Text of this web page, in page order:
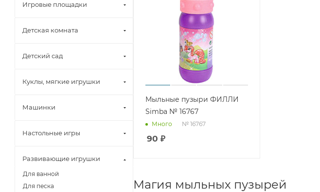
Мыльные пузыри ФИЛЛИ
Simba № 16767
Много № 16767
90 ₽
Магия мыльных пузырей
Игровые площадки
Детская комната
Детский сад
Куклы, мягкие игрушки
Машинки
Настольные игры
Развивающие игрушки
Для ванной
Для песка